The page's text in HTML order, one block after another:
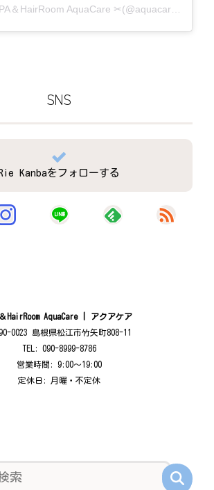
SNS
Kanbaをフォローする
＆HairRoom AquaCare | アクアケア
0023 島根県松江市竹矢町808-11
TEL: 090-8999-8786
営業時間: 9:00〜19:00
定休日: 月曜・不定休